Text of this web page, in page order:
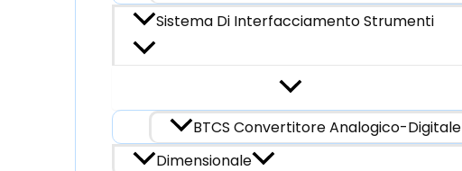
Sistema Di Interfacciamento Strumenti
BTCS Convertitore Analogico-Digitale
Dimensionale